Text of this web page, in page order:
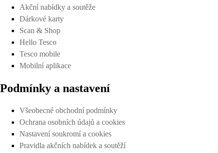
Akční nabídky a soutěže
Dárkové karty
Scan & Shop
Hello Tesco
Tesco mobile
Mobilní aplikace
Podmínky a nastavení
Všeobecné obchodní podmínky
Ochrana osobních údajů a cookies
Nastavení soukromí a cookies
Pravidla akčních nabídek a soutěží